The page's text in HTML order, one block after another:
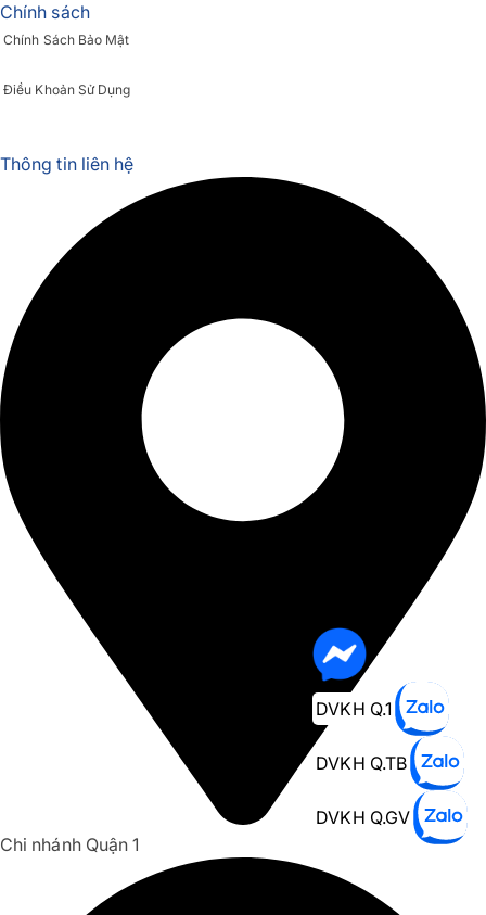
Chính sách
Chính Sách Bảo Mật
Điều Khoản Sử Dụng
Thông tin liên hệ
Chi nhánh Quận 1
DVKH Q.1
DVKH Q.TB
DVKH Q.GV